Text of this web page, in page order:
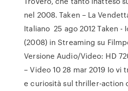
nel 2008. Taken – La
Italiano 25 ago 2012 Taken -
(2008) in Streaming su
Versione Audio/Video: HD
– Video 10 28 mar 2019 Io vi
e curiosità sul thriller-action